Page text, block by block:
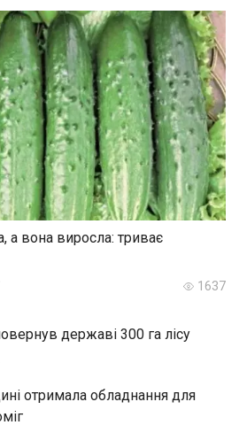
а вона виросла: триває
1637
державі 300 га лісу
отримала обладнання для